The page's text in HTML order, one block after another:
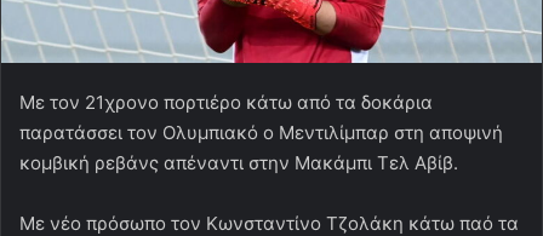
Με τον 21χρονο πορτιέρο κάτω από τα δοκάρια
παρατάσσει τον Ολυμπιακό ο Μεντιλίμπαρ στη αποψινή
κομβική ρεβάνς απέναντι στην Μακάμπι Τελ Αβίβ.
Με νέο πρόσωπο τον Κωνσταντίνο Τζολάκη κάτω παό τα